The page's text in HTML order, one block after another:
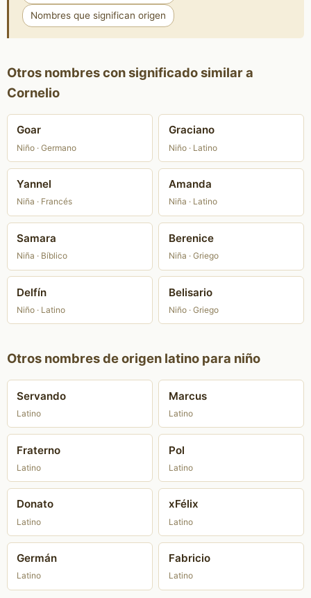
Nombres que significan origen
Otros nombres con significado similar a
Cornelio
Goar
Niño · Germano
Graciano
Niño · Latino
Yannel
Niña · Francés
Amanda
Niña · Latino
Samara
Niña · Bíblico
Berenice
Niña · Griego
Delfín
Niño · Latino
Belisario
Niño · Griego
Otros nombres de origen latino para niño
Servando
Latino
Marcus
Latino
Fraterno
Latino
Pol
Latino
Donato
Latino
xFélix
Latino
Germán
Latino
Fabricio
Latino